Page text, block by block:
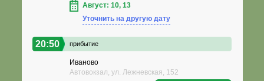
Август: 10, 13
Уточнить на другую дату
20:50 прибытие
Иваново
Автовокзал, ул. Лежневская, 152